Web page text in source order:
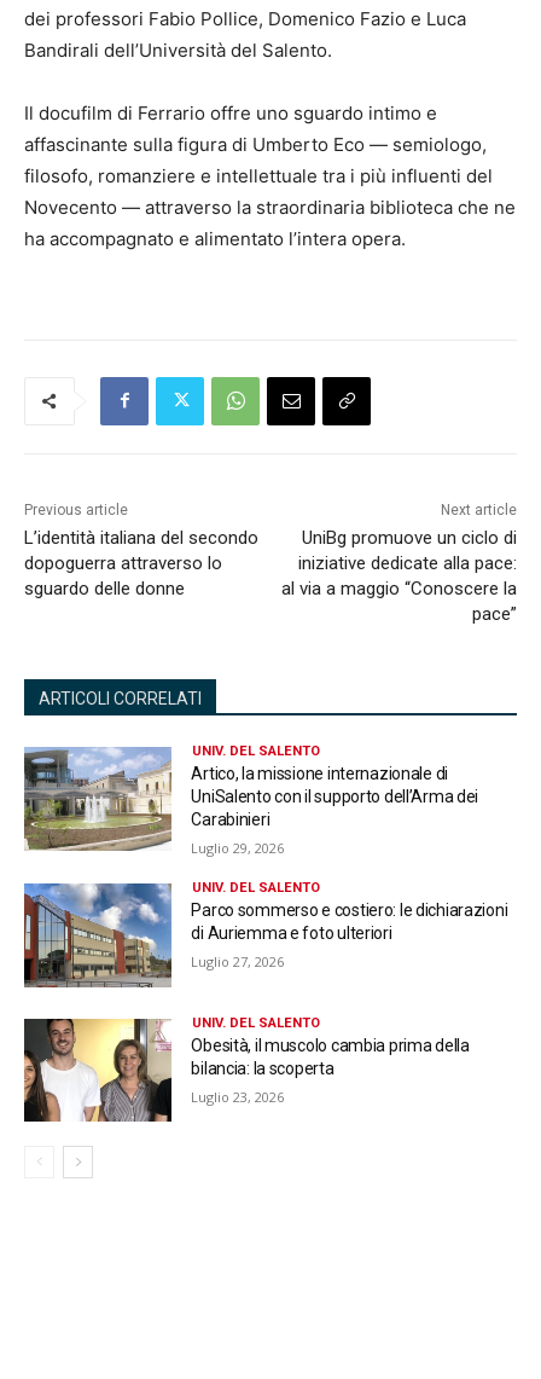
dei professori Fabio Pollice, Domenico Fazio e Luca
Bandirali dell’Università del Salento.
Il docufilm di Ferrario offre uno sguardo intimo e
affascinante sulla figura di Umberto Eco — semiologo,
filosofo, romanziere e intellettuale tra i più influenti del
Novecento — attraverso la straordinaria biblioteca che ne
ha accompagnato e alimentato l’intera opera.
Previous article
L’identità italiana del secondo
dopoguerra attraverso lo
sguardo delle donne
Next article
UniBg promuove un ciclo di
iniziative dedicate alla pace:
al via a maggio “Conoscere la
pace”
ARTICOLI CORRELATI
UNIV. DEL SALENTO
Artico, la missione internazionale di
UniSalento con il supporto dell’Arma dei
Carabinieri
Luglio 29, 2026
UNIV. DEL SALENTO
Parco sommerso e costiero: le dichiarazioni
di Auriemma e foto ulteriori
Luglio 27, 2026
UNIV. DEL SALENTO
Obesità, il muscolo cambia prima della
bilancia: la scoperta
Luglio 23, 2026